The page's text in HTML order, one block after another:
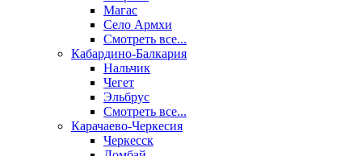
Магас
Село Армхи
Смотреть все...
Кабардино-Балкария
Нальчик
Чегет
Эльбрус
Смотреть все...
Карачаево-Черкесия
Черкесск